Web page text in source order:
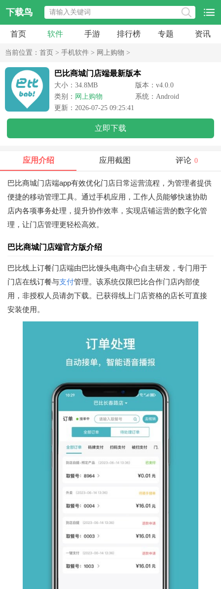
下载鸟
首页 软件 手游 排行榜 专题 资讯
当前位置： 首页 > 手机软件 > 网上购物 >
巴比商城门店端最新版本
大小：34.8MB
版本：v4.0.0
类别： 网上购物
系统：Android
更新：2026-07-25 09:25:41
立即下载
应用介绍 应用截图 评论 0
巴比商城门店端app有效优化门店日常运营流程，为管理者提供
便捷的移动管理工具。通过手机应用，工作人员能够快速协助
店内各项事务处理，提升协作效率，实现店铺运营的数字化管
理，让门店管理更轻松高效。
巴比商城门店端官方版介绍
巴比线上订餐门店端由巴比馒头电商中心自主研发，专门用于
门店在线订餐与支付管理。该系统仅限巴比合作门店内部使
用，非授权人员请勿下载。已获得线上门店资格的店长可直接
安装使用。